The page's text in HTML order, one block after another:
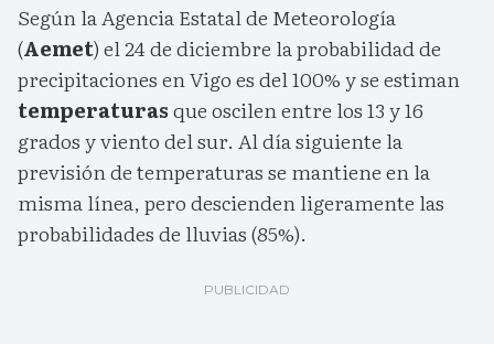
Según la Agencia Estatal de Meteorología
(Aemet) el 24 de diciembre la probabilidad de
precipitaciones en Vigo es del 100% y se estiman
temperaturasque oscilen entre los 13 y 16
grados y viento del sur. Al día siguiente la
previsión de temperaturas se mantiene en la
misma línea, pero descienden ligeramente las
probabilidades de lluvias (85%).